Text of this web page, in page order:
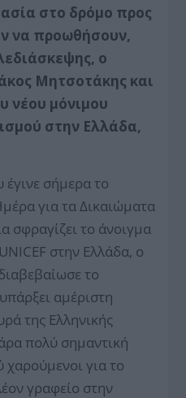
στο δρόμο προς
να προωθήσουν,
ο
Μητσοτάκης και
νέου μόνιμου
στην Ελλάδα,
σήμερα το
για τα Δικαιώματα
σφραγίζει το άνοιγμα
στην Ελλάδα, ο
το
αμέριστη
της Ελληνικής
πολύ σημαντική
χαρούμενοι για το
γραφείο στην